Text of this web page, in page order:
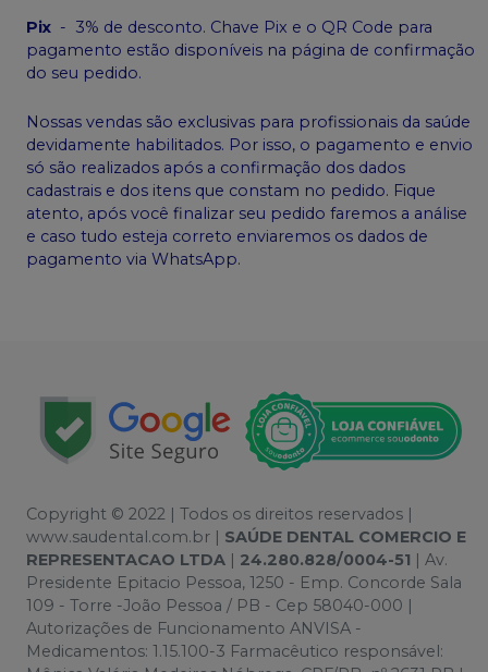
Pix - 3% de desconto. Chave Pix e o QR Code para
pagamento estão disponíveis na página de confirmação
do seu pedido.
Nossas vendas são exclusivas para profissionais da saúde
devidamente habilitados. Por isso, o pagamento e envio
só são realizados após a confirmação dos dados
cadastrais e dos itens que constam no pedido. Fique
atento, após você finalizar seu pedido faremos a análise
e caso tudo esteja correto enviaremos os dados de
pagamento via WhatsApp.
Copyright © 2022 | Todos os direitos reservados |
www.saudental.com.br | SAÚDE DENTAL COMERCIO E
REPRESENTACAO LTDA | 24.280.828/0004-51 | Av.
Presidente Epitacio Pessoa, 1250 - Emp. Concorde Sala
109 - Torre -João Pessoa / PB - Cep 58040-000 |
Autorizações de Funcionamento ANVISA -
Medicamentos: 1.15.100-3 Farmacêutico responsável: